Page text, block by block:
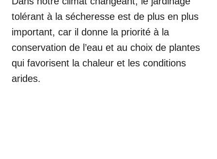
tolérant à la sécheresse est de plus en plus
important, car il donne la priorité à la
conservation de l’eau et au choix de plantes
qui favorisent la chaleur et les conditions
arides.